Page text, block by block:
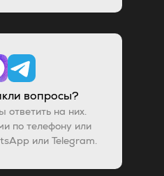
вопросы?
на них.
по телефону или
или Telegram.